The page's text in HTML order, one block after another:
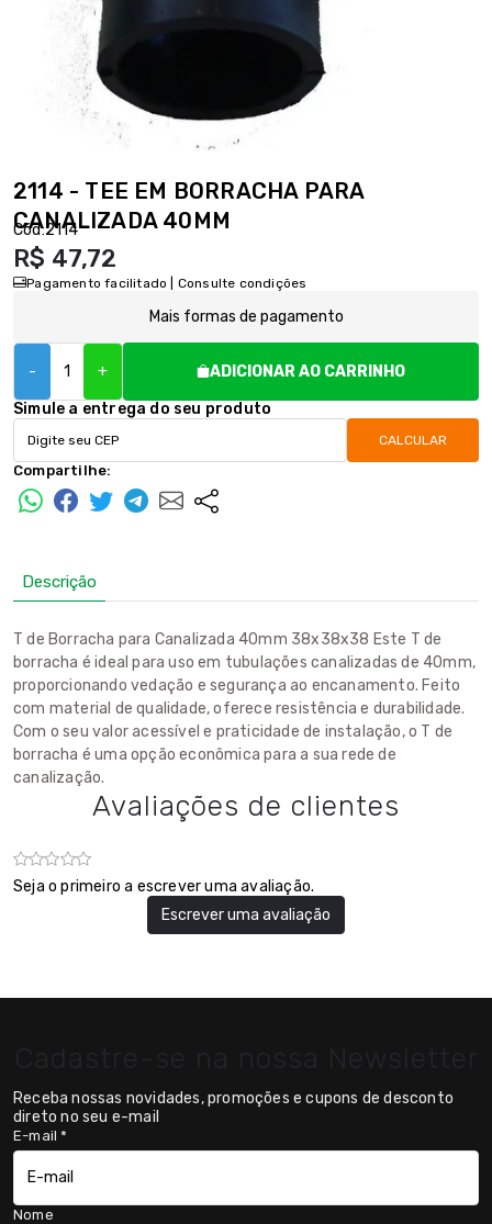
2114 - TEE EM BORRACHA PARA
CANALIZADA 40MM
Cód:2114
R$ 47,72
Pagamento facilitado | Consulte condições
Mais formas de pagamento
- +
ADICIONAR AO CARRINHO
Simule a entrega do seu produto
CALCULAR
Compartilhe:
Descrição
T de Borracha para Canalizada 40mm 38x38x38 Este T de
borracha é ideal para uso em tubulações canalizadas de 40mm,
proporcionando vedação e segurança ao encanamento. Feito
com material de qualidade, oferece resistência e durabilidade.
Com o seu valor acessível e praticidade de instalação, o T de
borracha é uma opção econômica para a sua rede de
canalização.
Avaliações de clientes
Seja o primeiro a escrever uma avaliação.
Escrever uma avaliação
Cadastre-se na nossa Newsletter
Receba nossas novidades, promoções e cupons de desconto
direto no seu e-mail
E-mail*
Nome